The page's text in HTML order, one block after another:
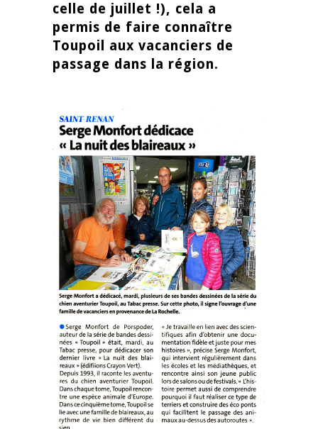
celle de juillet !), cela a
permis de faire connaître
Toupoil aux vacanciers de
passage dans la région.